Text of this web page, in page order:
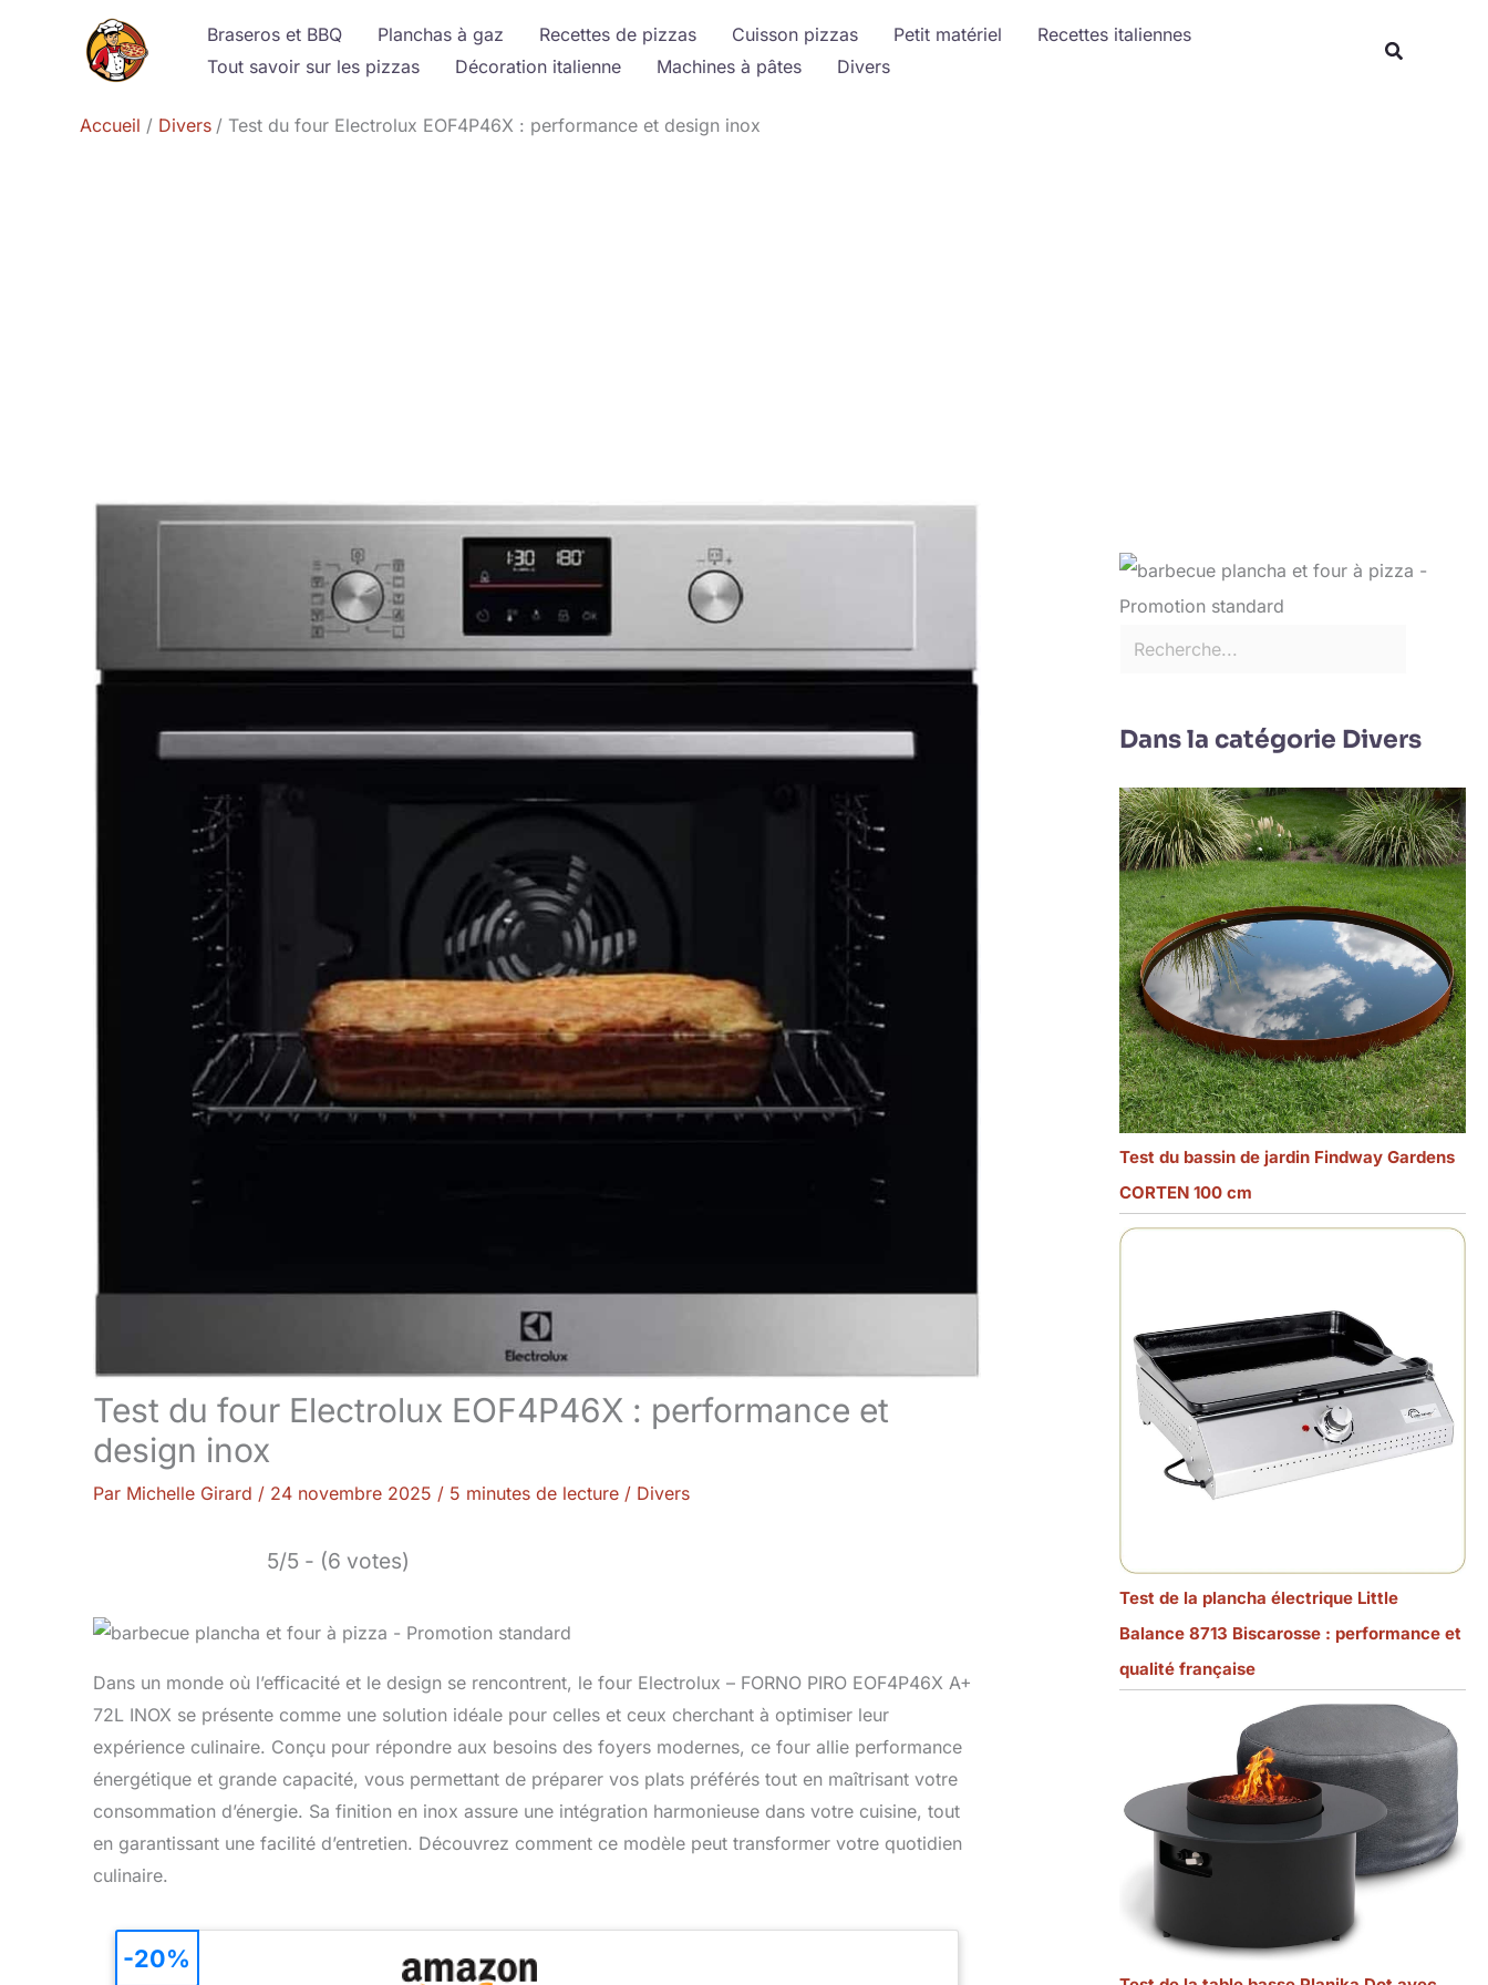
Braseros et BBQ Planchas à gaz Recettes de pizzas Cuisson pizzas Petit matériel
Recettes italiennes
Tout savoir sur les pizzas
Décoration italienne Machines à pâtes Divers
Accueil Divers Test du four Electrolux EOF4P46X : performance et design inox
Test du four Electrolux EOF4P46X : performance et
design inox
Par Michelle Girard / 24 novembre 2025 / 5 minutes de lecture / Divers
5/5 - (6 votes)
Dans un monde où l’efficacité et le design se rencontrent, le four Electrolux – FORNO PIRO EOF4P46X A+
72L INOX se présente comme une solution idéale pour celles et ceux cherchant à optimiser leur
expérience culinaire. Conçu pour répondre aux besoins des foyers modernes, ce four allie performance
énergétique et grande capacité, vous permettant de préparer vos plats préférés tout en maîtrisant votre
consommation d’énergie. Sa finition en inox assure une intégration harmonieuse dans votre cuisine, tout
en garantissant une facilité d’entretien. Découvrez comment ce modèle peut transformer votre quotidien
culinaire.
-20%
Dans la catégorie Divers
Test du bassin de jardin Findway Gardens
CORTEN 100 cm
Test de la plancha électrique Little
Balance 8713 Biscarosse : performance et
qualité française